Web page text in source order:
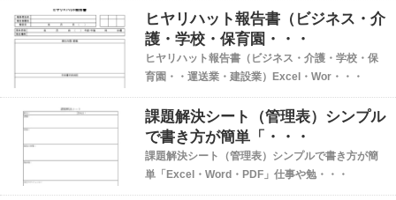
ヒヤリハット報告書（ビジネス・介
護・学校・保育園・・・
ヒヤリハット報告書（ビジネス・介護・学校・保
育園・・運送業・建設業）Excel・Wor・・・
課題解決シート（管理表）シンプル
で書き方が簡単「・・・
課題解決シート（管理表）シンプルで書き方が簡
単「Excel・Word・PDF」仕事や勉・・・